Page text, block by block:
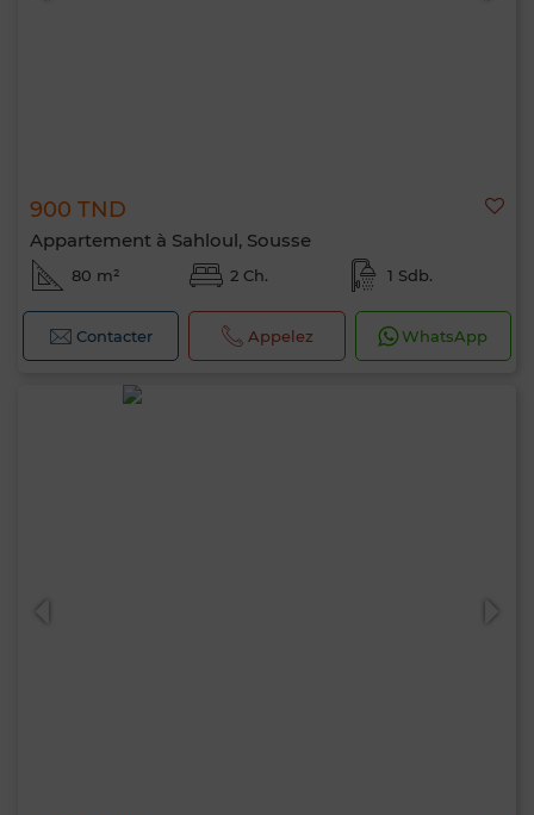
900 TND
Appartement à Sahloul, Sousse
80 m² 2 Ch. 1 Sdb.
Contacter Appelez WhatsApp